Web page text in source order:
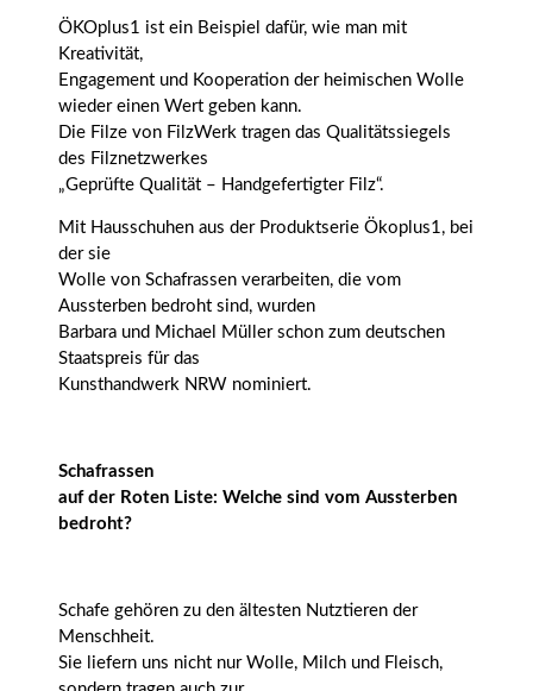
ÖKOplus1 ist ein Beispiel dafür, wie man mit
Kreativität,
Engagement und Kooperation der heimischen Wolle
wieder einen Wert geben kann.
Die Filze von FilzWerk tragen das Qualitätssiegels
des Filznetzwerkes
„Geprüfte Qualität – Handgefertigter Filz“.
Mit Hausschuhen aus der Produktserie Ökoplus1, bei
der sie
Wolle von Schafrassen verarbeiten, die vom
Aussterben bedroht sind, wurden
Barbara und Michael Müller schon zum deutschen
Staatspreis für das
Kunsthandwerk NRW nominiert.
Schafrassen
auf der Roten Liste: Welche sind vom Aussterben
bedroht?
Schafe gehören zu den ältesten Nutztieren der
Menschheit.
Sie liefern uns nicht nur Wolle, Milch und Fleisch,